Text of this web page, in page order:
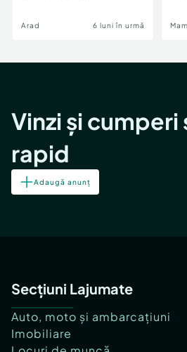
Arad 6 luni în urmă
Vinzi și cumperi
rapid
Adaugă anunț
Secțiuni Lajumate
Auto, moto și ambarcațiuni
Imobiliare